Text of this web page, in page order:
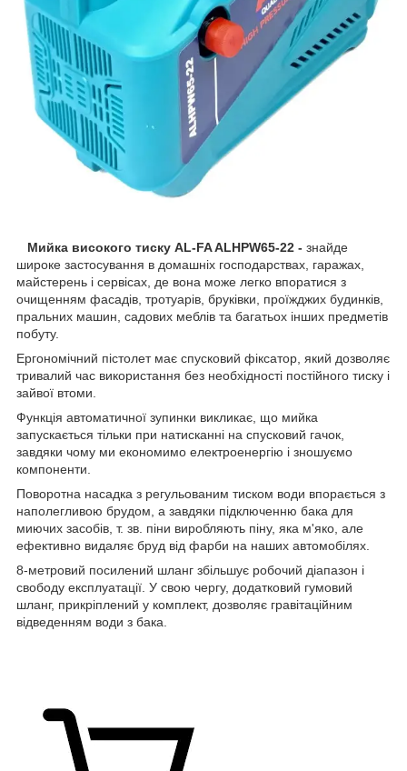
Мийка високого тиску AL-FA ALHPW65-22 - знайде
широке застосування в домашніх господарствах, гаражах,
майстерень і сервісах, де вона може легко впоратися з
очищенням фасадів, тротуарів, бруківки, проїжджих будинків,
пральних машин, садових меблів та багатьох інших предметів
побуту.
Ергономічний пістолет має спусковий фіксатор, який дозволяє
тривалий час використання без необхідності постійного тиску і
зайвої втоми.
Функція автоматичної зупинки викликає, що мийка
запускається тільки при натисканні на спусковий гачок,
завдяки чому ми економимо електроенергію і зношуємо
компоненти.
Поворотна насадка з регульованим тиском води впорається з
наполегливою брудом, а завдяки підключенню бака для
миючих засобів, т. зв. піни виробляють піну, яка м'яко, але
ефективно видаляє бруд від фарби на наших автомобілях.
8-метровий посилений шланг збільшує робочий діапазон і
свободу експлуатації. У свою чергу, додатковий гумовий
шланг, прикріплений у комплект, дозволяє гравітаційним
відведенням води з бака.